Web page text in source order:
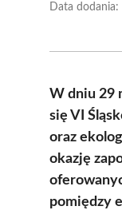
Data dodania:
W dniu 29
się VI
oraz
okazję
pomiędzy